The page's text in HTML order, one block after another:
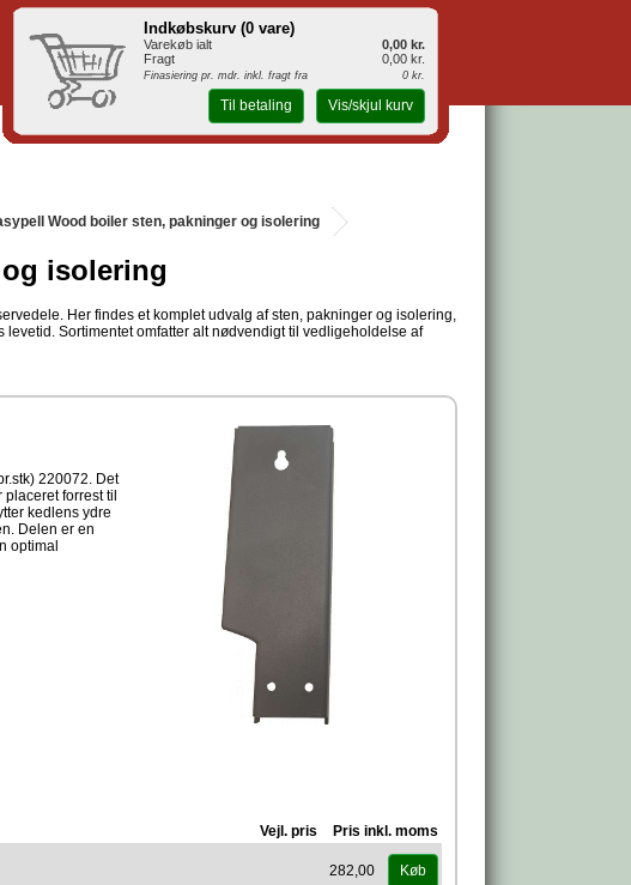
Wood boiler sten, pakninger og isolering
isolering
Her findes et komplet udvalg af sten, pakninger og isolering,
Sortimentet omfatter alt nødvendigt til vedligeholdelse af
220072. Det
forrest til
kedlens ydre
Delen er en
optimal
Vejl. pris Pris inkl. moms
282,00 Køb
Indkøbskurv (0 vare)
Varekøb ialt
0,00 kr.
Fragt
0,00 kr.
Finasiering pr. mdr. inkl. fragt fra 0 kr.
Til betaling Vis/skjul kurv